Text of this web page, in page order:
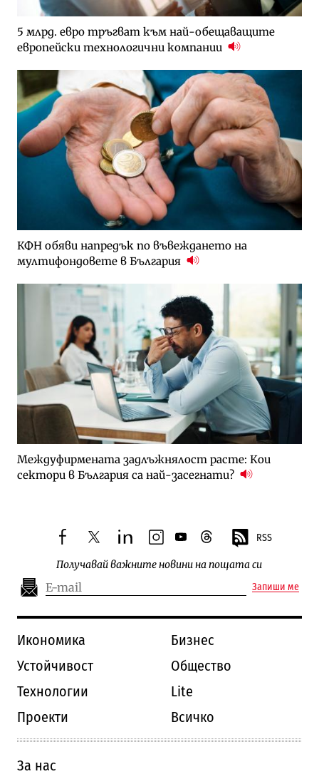
5 млрд. евро тръгват към най-обещаващите
европейски технологични компании
КФН обяви напредък по въвеждането на
мултифондовете в България
Междуфирмената задлъжнялост расте: Кои
сектори в България са най-засегнати?
facebooktwitterlinkedininstagram
youtubethreads RSS
Получавай важните новини на пощата си
Запиши ме
Икономика
Бизнес
Устойчивост
Общество
Технологии
Lite
Проекти
Всичко
За нас